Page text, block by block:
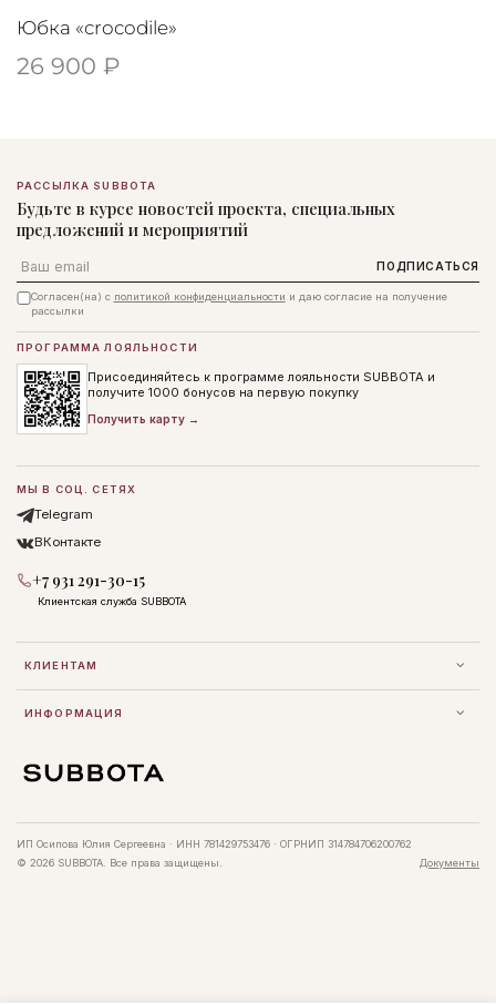
Юбка «crocodile»
26 900 ₽
РАССЫЛКА SUBBOTA
Будьте в курсе новостей проекта, специальных
предложений и мероприятий
Email ПОДПИСАТЬСЯ
Согласен(на) с политикой конфиденциальности и даю согласие на получение
рассылки
КЛИЕНТАМ
ИНФОРМАЦИЯ
ПРОГРАММА ЛОЯЛЬНОСТИ
Присоединяйтесь к программе лояльности SUBBOTA и
получите 1000 бонусов на первую покупку
Получить карту →
МЫ В СОЦ. СЕТЯХ
Telegram
ВКонтакте
+7 931 291-30-15
Клиентская служба SUBBOTA
ИП Осипова Юлия Сергеевна · ИНН 781429753476 · ОГРНИП 314784706200762
© 2026 SUBBOTA. Все права защищены.
Документы